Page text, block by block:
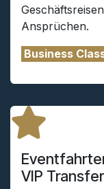
Ansprüchen.
Business
VIP